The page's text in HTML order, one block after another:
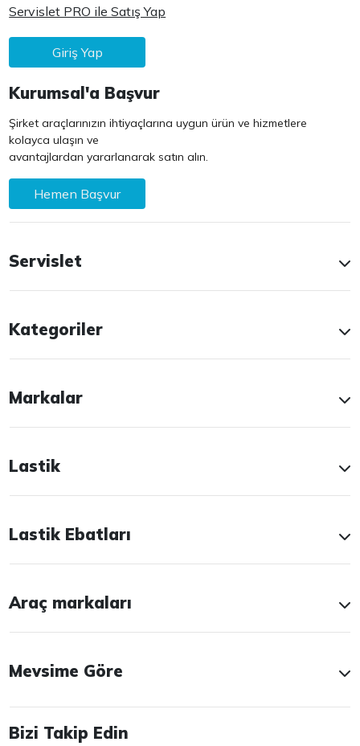
Servislet PRO ile Satış Yap
Giriş Yap
Kurumsal'a Başvur
Şirket araçlarınızın ihtiyaçlarına uygun ürün ve hizmetlere
kolayca ulaşın ve
avantajlardan yararlanarak satın alın.
Hemen Başvur
Servislet
Kategoriler
Markalar
Lastik
Lastik Ebatları
Araç markaları
Mevsime Göre
Bizi Takip Edin